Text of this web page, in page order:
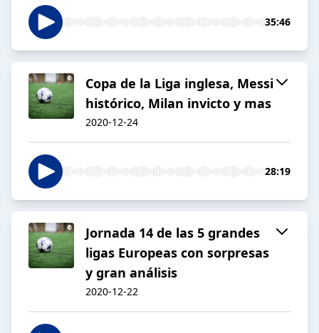
35:46
Copa de la Liga inglesa, Messi
histórico, Milan invicto y mas
2020-12-24
28:19
Jornada 14 de las 5 grandes
ligas Europeas con sorpresas
y gran análisis
2020-12-22